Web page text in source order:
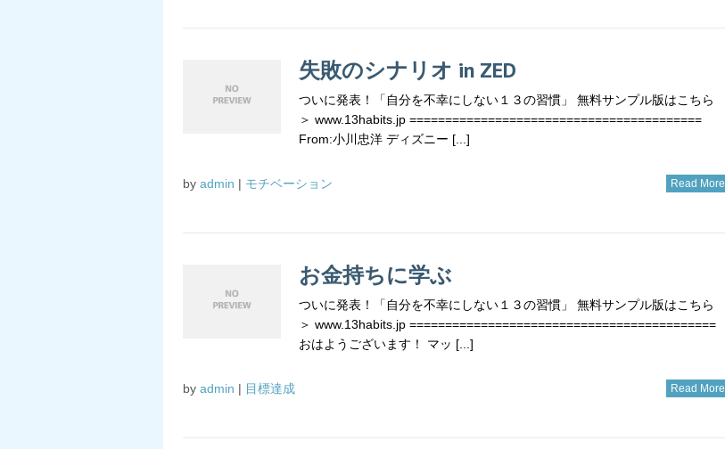
失敗のシナリオ in ZED
ついに発表！「自分を不幸にしない１３の習慣」 無料サンプル版はこちら
＞ www.13habits.jp =========================================
From:小川忠洋 ディズニー [...]
by admin | モチベーション Read More
お金持ちに学ぶ
ついに発表！「自分を不幸にしない１３の習慣」 無料サンプル版はこちら
＞ www.13habits.jp ===========================================
おはようございます！ マッ [...]
by admin | 目標達成 Read More